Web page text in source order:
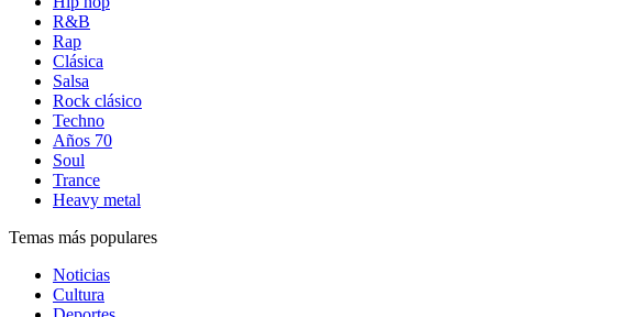
R&B
Rap
Clásica
Salsa
Rock clásico
Techno
Años 70
Soul
Trance
Heavy metal
Temas más populares
Noticias
Cultura